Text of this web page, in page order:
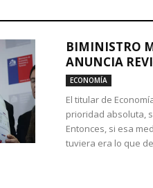
BIMINISTRO
ANUNCIA
ECONOMÍA
El titular de
prioridad absoluta,
Entonces, si esa
tuviera era lo que